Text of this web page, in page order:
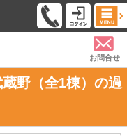
お問合せ
野（全1棟）の過